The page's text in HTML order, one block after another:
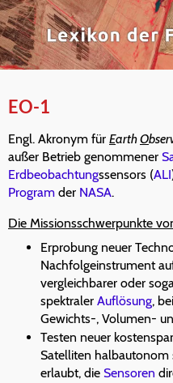
EO-1
Engl. Akronym für EarthO
außer Betrieb genommener
Erdbeobachtungssensors (ALI
Program der NASA.
Die Missionsschwerpunkte
Erprobung neuer
Nachfolgeinstrument
vergleichbarer oder
spektraler Auflösung,
Gewichts-, Volumen-
Testen neuer
Satelliten halbautonom
erlaubt, die Sensoren